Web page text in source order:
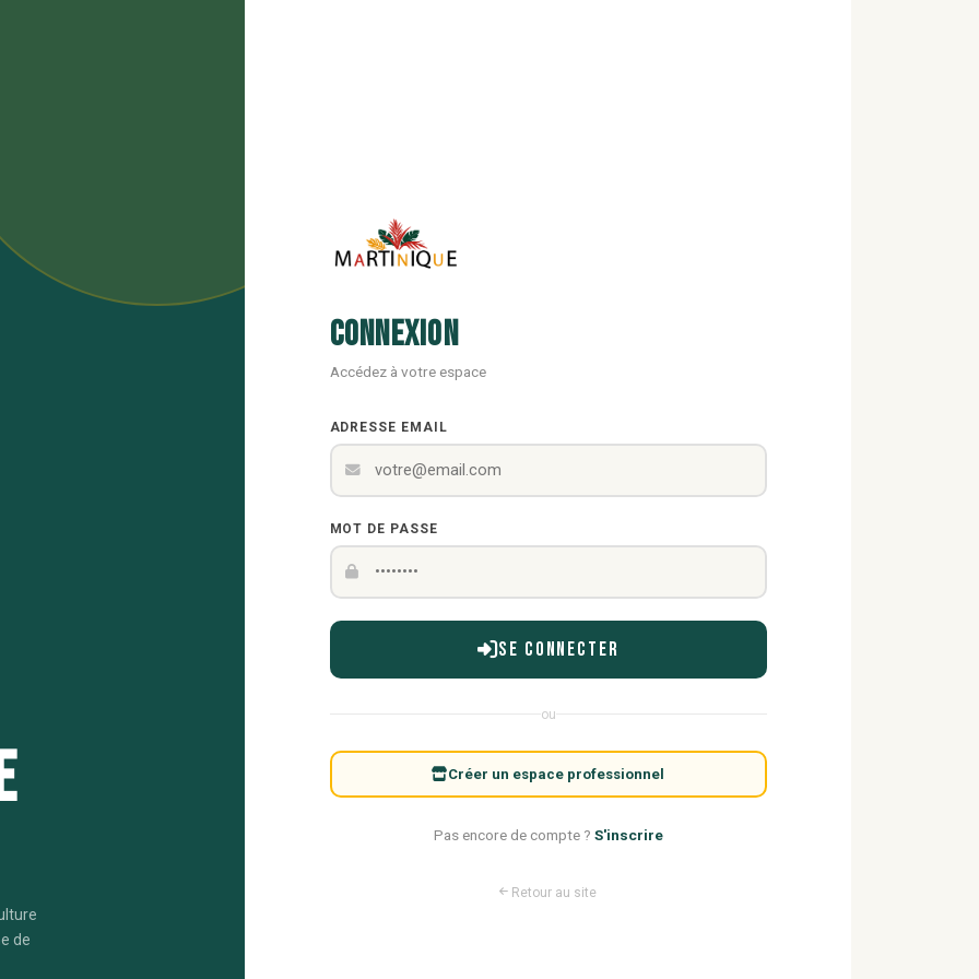
de
Connexion
Accédez à votre espace
ADRESSE EMAIL
MOT DE PASSE
Se connecter
ou
Créer un espace professionnel
Pas encore de compte ? S'inscrire
Retour au site